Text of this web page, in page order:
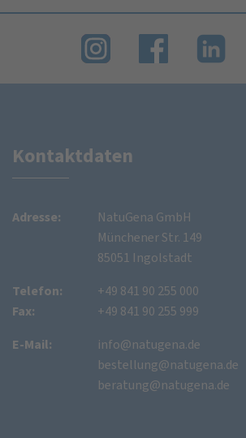
Kontaktdaten
Adresse:
NatuGena GmbH
Münchener Str. 149
85051 Ingolstadt
Telefon:
Fax:
+49 841 90 255 000
+49 841 90 255 999
E-Mail:
info@natugena.de
bestellung@natugena.de
beratung@natugena.de